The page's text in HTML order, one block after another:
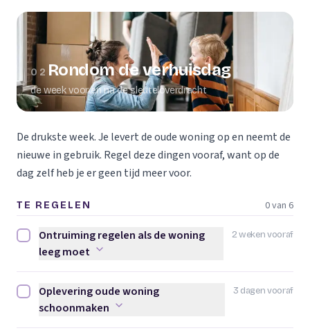
02 Rondom de verhuisdag
de week voor en na de sleuteloverdracht
De drukste week. Je levert de oude woning op en neemt de
nieuwe in gebruik. Regel deze dingen vooraf, want op de
dag zelf heb je er geen tijd meer voor.
TE REGELEN 0 van 6
2 weken vooraf
Ontruiming regelen als de woning leeg moet afvinken
Ontruiming regelen als de woning
leeg moet
3 dagen vooraf
Oplevering oude woning schoonmaken afvinken
Oplevering oude woning
schoonmaken